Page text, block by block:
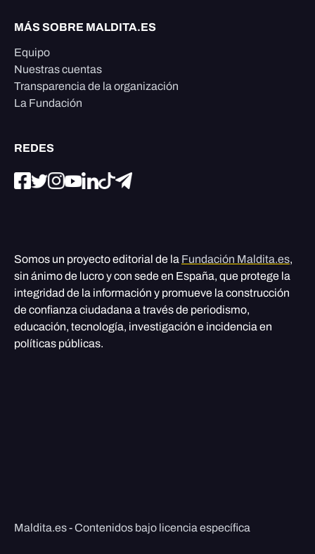
MÁS SOBRE MALDITA.ES
Equipo
Nuestras cuentas
Transparencia de la organización
La Fundación
REDES
Somos un proyecto editorial de la Fundación Maldita.es,
sin ánimo de lucro y con sede en España, que protege la
integridad de la información y promueve la construcción
de confianza ciudadana a través de periodismo,
educación, tecnología, investigación e incidencia en
políticas públicas.
Maldita.es - Contenidos bajo licencia específica